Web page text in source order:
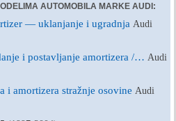
AUTOMOBILA MARKE AUDI:
— uklanjanje i ugradnja Audi
i postavljanje amortizera /… Audi
i amortizera stražnje osovine Audi